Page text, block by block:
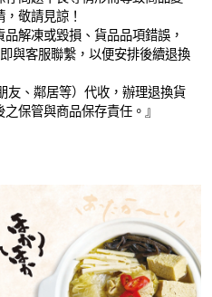
敬請見諒！
解凍或毀損、貨品品項錯誤，
與客服聯繫，以便安排後續退換
友、鄰居等）代收，辦理退換貨
保管與商品保存責任。』